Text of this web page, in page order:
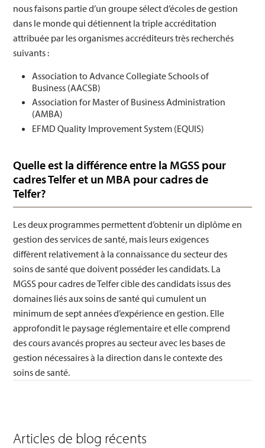
nous faisons partie d’un groupe sélect d’écoles de gestion
dans le monde qui détiennent la triple accréditation
attribuée par les organismes accréditeurs très recherchés
suivants :
Association to Advance Collegiate Schools of
Business (AACSB)
Association for Master of Business Administration
(AMBA)
EFMD Quality Improvement System (EQUIS)
Quelle est la différence entre la MGSS pour
cadres Telfer et un MBA pour cadres de
Telfer?
Les deux programmes permettent d’obtenir un diplôme en
gestion des services de santé, mais leurs exigences
diffèrent relativement à la connaissance du secteur des
soins de santé que doivent posséder les candidats. La
MGSS pour cadres de Telfer cible des candidats issus des
domaines liés aux soins de santé qui cumulent un
minimum de sept années d’expérience en gestion. Elle
approfondit le paysage réglementaire et elle comprend
des cours avancés propres au secteur avec les bases de
gestion nécessaires à la direction dans le contexte des
soins de santé.
Articles de blog récents